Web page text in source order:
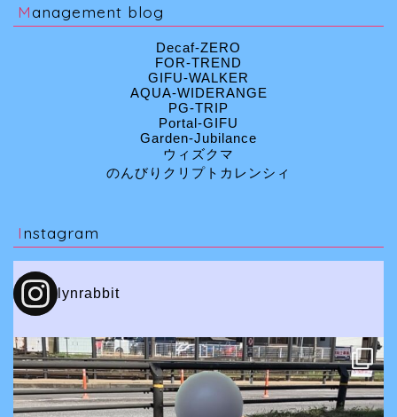
Management blog
Decaf-ZERO
FOR-TREND
GIFU-WALKER
AQUA-WIDERANGE
PG-TRIP
Portal-GIFU
Garden-Jubilance
ウィズクマ
のんびりクリプトカレンシィ
Instagram
lynrabbit